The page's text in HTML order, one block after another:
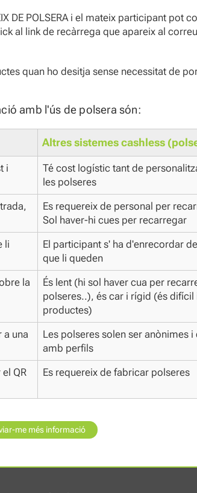
DE POLSERA i el mateix participant pot
al link de recàrrega que apareix al
quan ho desitja sense necessitat de
amb l'ús de polsera són:
Altres sistemes cashless
i
Té cost logístic tant de
les polseres
Es requereix de personal per
Sol haver-hi cues per recarregar
li
El participant s' ha d'enrecordar
que li queden
la
És lent (hi sol haver cua per
polseres..), és car i rígid (és
productes)
a una
Les polseres solen ser anònimes
amb perfils
QR
Es requereix de fabricar polseres
me més informació